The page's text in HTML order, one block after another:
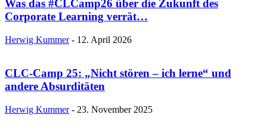
Was das #CLCamp26 über die Zukunft des
Corporate Learning verrät…
Herwig Kummer - 12. April 2026
CLC-Camp 25: „Nicht stören – ich lerne“ und
andere Absurditäten
Herwig Kummer - 23. November 2025